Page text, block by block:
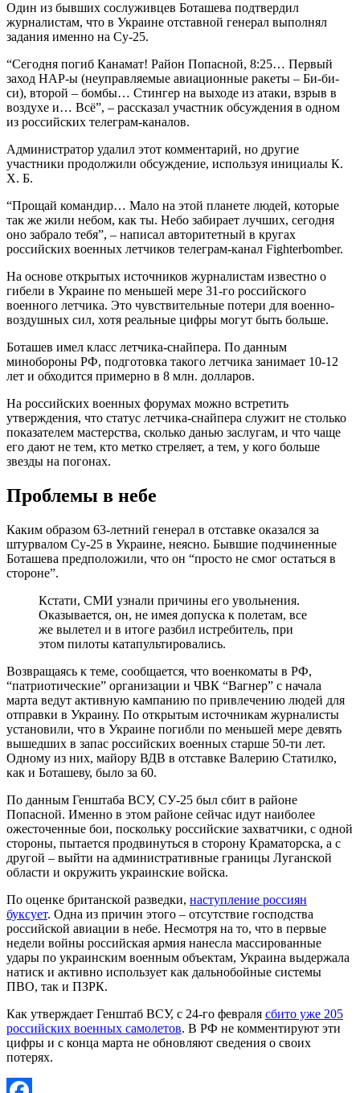
Один из бывших сослуживцев Боташева подтвердил
журналистам, что в Украине отставной генерал выполнял
задания именно на Су-25.
“Сегодня погиб Канамат! Район Попасной, 8:25… Первый
заход НАР-ы (неуправляемые авиационные ракеты – Би-би-
си), второй – бомбы… Стингер на выходе из атаки, взрыв в
воздухе и… Всё”, – рассказал участник обсуждения в одном
из российских телеграм-каналов.
Администратор удалил этот комментарий, но другие
участники продолжили обсуждение, используя инициалы К.
Х. Б.
“Прощай командир… Мало на этой планете людей, которые
так же жили небом, как ты. Небо забирает лучших, сегодня
оно забрало тебя”, – написал авторитетный в кругах
российских военных летчиков телеграм-канал Fighterbomber.
На основе открытых источников журналистам известно о
гибели в Украине по меньшей мере 31-го российского
военного летчика. Это чувствительные потери для военно-
воздушных сил, хотя реальные цифры могут быть больше.
Боташев имел класс летчика-снайпера. По данным
минобороны РФ, подготовка такого летчика занимает 10-12
лет и обходится примерно в 8 млн. долларов.
На российских военных форумах можно встретить
утверждения, что статус летчика-снайпера служит не столько
показателем мастерства, сколько данью заслугам, и что чаще
его дают не тем, кто метко стреляет, а тем, у кого больше
звезды на погонах.
Проблемы в небе
Каким образом 63-летний генерал в отставке оказался за
штурвалом Су-25 в Украине, неясно. Бывшие подчиненные
Боташева предположили, что он “просто не смог остаться в
стороне”.
Кстати, СМИ узнали причины его увольнения.
Оказывается, он, не имея допуска к полетам, все
же вылетел и в итоге разбил истребитель, при
этом пилоты катапультировались.
Возвращаясь к теме, сообщается, что военкоматы в РФ,
“патриотические” организации и ЧВК “Вагнер” с начала
марта ведут активную кампанию по привлечению людей для
отправки в Украину. По открытым источникам журналисты
установили, что в Украине погибли по меньшей мере девять
вышедших в запас российских военных старше 50-ти лет.
Одному из них, майору ВДВ в отставке Валерию Статилко,
как и Боташеву, было за 60.
По данным Генштаба ВСУ, СУ-25 был сбит в районе
Попасной. Именно в этом районе сейчас идут наиболее
ожесточенные бои, поскольку российские захватчики, с одной
стороны, пытается продвинуться в сторону Краматорска, а с
другой – выйти на административные границы Луганской
области и окружить украинские войска.
По оценке британской разведки, наступление россиян
буксует. Одна из причин этого – отсутствие господства
российской авиации в небе. Несмотря на то, что в первые
недели войны российская армия нанесла массированные
удары по украинским военным объектам, Украина выдержала
натиск и активно использует как дальнобойные системы
ПВО, так и ПЗРК.
Как утверждает Генштаб ВСУ, с 24-го февраля сбито уже 205
российских военных самолетов. В РФ не комментируют эти
цифры и с конца марта не обновляют сведения о своих
потерях.